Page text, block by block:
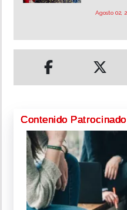
Agosto 02,
Contenido Patrocinado